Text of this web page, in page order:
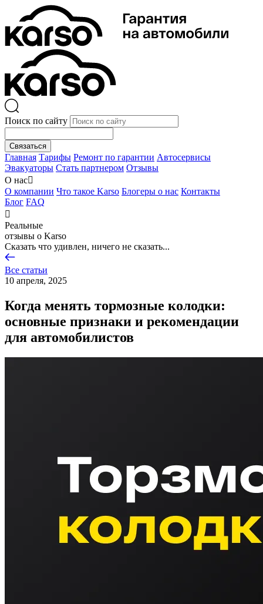
Поиск по сайту
Связаться
Главная Тарифы Ремонт по гарантии Автосервисы
Эвакуаторы Стать партнером Отзывы
О нас
О компании Что такое Karso Блогеры о нас Контакты
Блог FAQ

Реальные
отзывы о Karso
Сказать что удивлен, ничего не сказать...
Все статьи
10 апреля, 2025
Когда менять тормозные колодки:
основные признаки и рекомендации
для автомобилистов